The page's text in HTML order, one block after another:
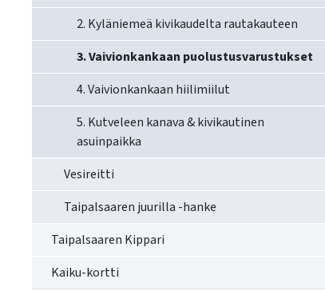
2. Kyläniemeä kivikaudelta rautakauteen
3. Vaivionkankaan puolustusvarustukset
4. Vaivionkankaan hiilimiilut
5. Kutveleen kanava & kivikautinen
asuinpaikka
Vesireitti
Taipalsaaren juurilla -hanke
Taipalsaaren Kippari
Kaiku-kortti